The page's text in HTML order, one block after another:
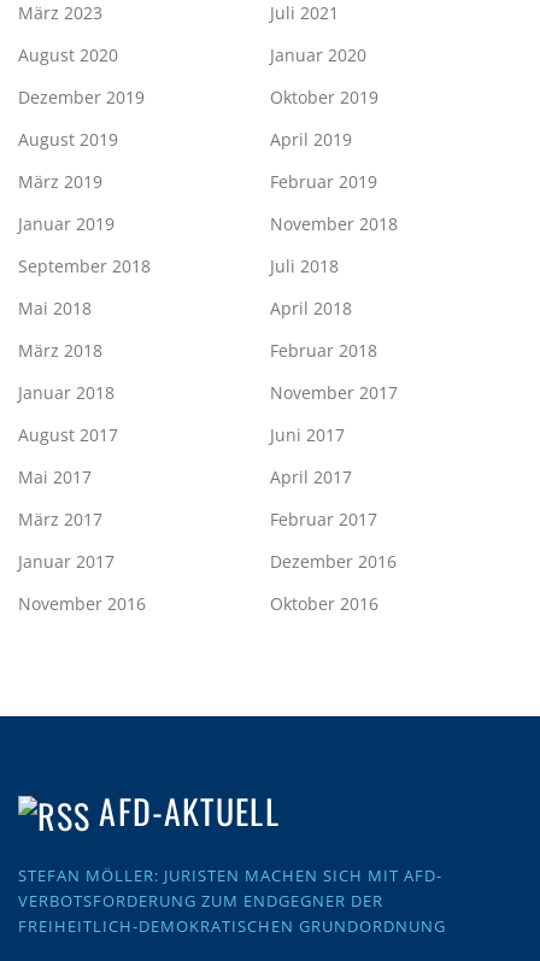
März 2023
Juli 2021
August 2020
Januar 2020
Dezember 2019
Oktober 2019
August 2019
April 2019
März 2019
Februar 2019
Januar 2019
November 2018
September 2018
Juli 2018
Mai 2018
April 2018
März 2018
Februar 2018
Januar 2018
November 2017
August 2017
Juni 2017
Mai 2017
April 2017
März 2017
Februar 2017
Januar 2017
Dezember 2016
November 2016
Oktober 2016
AFD-AKTUELL
STEFAN MÖLLER: JURISTEN MACHEN SICH MIT AFD-
VERBOTSFORDERUNG ZUM ENDGEGNER DER
FREIHEITLICH-DEMOKRATISCHEN GRUNDORDNUNG